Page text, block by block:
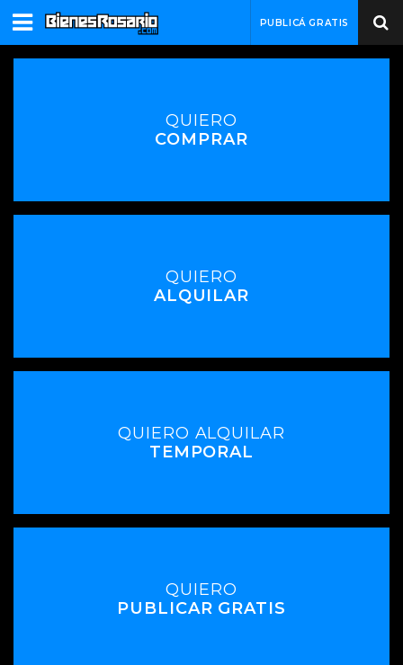
PUBLICÁ GRATIS
QUIERO
COMPRAR
QUIERO
ALQUILAR
QUIERO ALQUILAR
TEMPORAL
QUIERO
PUBLICAR GRATIS